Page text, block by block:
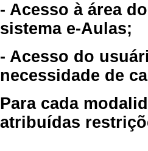
- Acesso à área
sistema e-Aulas;
- Acesso do
necessidade de
Para cada
atribuídas